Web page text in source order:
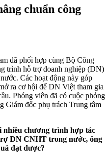
chuẩn công
đã phối hợp cùng Bộ Công
trình hỗ trợ doanh nghiệp (DN)
Các hoạt động này góp
ra cơ hội để DN Việt tham gia
Phóng viên đã có cuộc phỏng
Giám đốc phụ trách Trung tâm
nhiều chương trình hợp tác
DN CNHT trong nước, ông
đạt được?